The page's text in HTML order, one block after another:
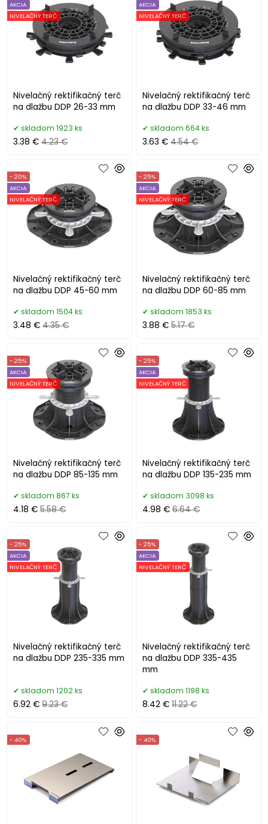
Nivelačný rektifikačný terč
na dlažbu DDP 26-33 mm
AKCIA
NIVELAČNÝ TERČ
skladom 1923 ks
3.38 € 4.23 €
Nivelačný rektifikačný terč
na dlažbu DDP 33-46 mm
AKCIA
NIVELAČNÝ TERČ
skladom 664 ks
3.63 € 4.54 €
Nivelačný rektifikačný terč
na dlažbu DDP 45-60 mm
- 20%
AKCIA
NIVELAČNÝ TERČ
skladom 1504 ks
3.48 € 4.35 €
Nivelačný rektifikačný terč
na dlažbu DDP 60-85 mm
- 25%
AKCIA
NIVELAČNÝ TERČ
skladom 1853 ks
3.88 € 5.17 €
Nivelačný rektifikačný terč
na dlažbu DDP 85-135 mm
- 25%
AKCIA
NIVELAČNÝ TERČ
skladom 867 ks
4.18 € 5.58 €
Nivelačný rektifikačný terč
na dlažbu DDP 135-235 mm
- 25%
AKCIA
NIVELAČNÝ TERČ
skladom 3098 ks
4.98 € 6.64 €
Nivelačný rektifikačný terč
na dlažbu DDP 235-335 mm
- 25%
AKCIA
NIVELAČNÝ TERČ
skladom 1202 ks
6.92 € 9.23 €
Nivelačný rektifikačný terč
na dlažbu DDP 335-435
mm
- 25%
AKCIA
NIVELAČNÝ TERČ
skladom 1198 ks
8.42 € 11.22 €
- 40% - 40%